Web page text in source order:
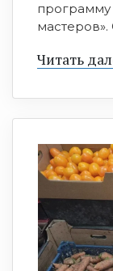
мастеров».
Читать